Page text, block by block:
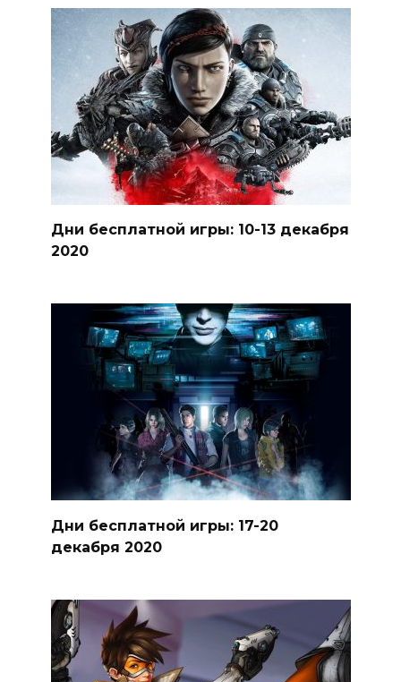
Дни бесплатной игры: 10-13 декабря
2020
Дни бесплатной игры: 17-20
декабря 2020